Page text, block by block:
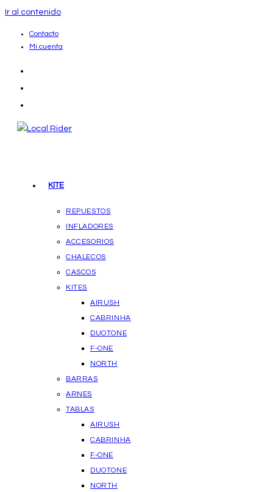
Ir al contenido
Contacto
Mi cuenta
KITE
REPUESTOS
INFLADORES
ACCESORIOS
CHALECOS
CASCOS
KITES
AIRUSH
CABRINHA
DUOTONE
F-ONE
NORTH
BARRAS
ARNES
TABLAS
AIRUSH
CABRINHA
F-ONE
DUOTONE
NORTH